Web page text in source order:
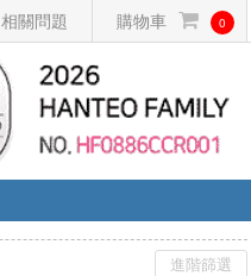
相關問題 購物車 0
進階篩選